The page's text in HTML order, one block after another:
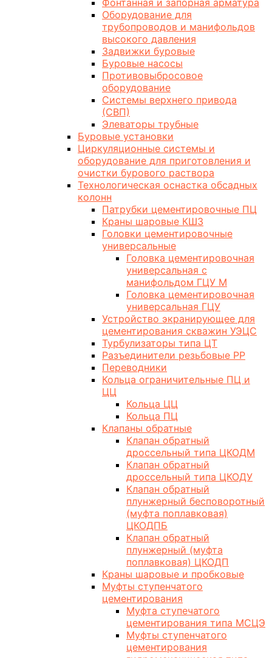
Фонтанная и запорная арматура
Оборудование для
трубопроводов и манифольдов
высокого давления
Задвижки буровые
Буровые насосы
Противовыбросовое
оборудование
Системы верхнего привода
(СВП)
Элеваторы трубные
Буровые установки
Циркуляционные системы и
оборудование для приготовления и
очистки бурового раствора
Технологическая оснастка обсадных
колонн
Патрубки цементировочные ПЦ
Краны шаровые КШЗ
Головки цементировочные
универсальные
Головка цементировочная
универсальная с
манифольдом ГЦУ М
Головка цементировочная
универсальная ГЦУ
Устройство экранирующее для
цементирования скважин УЭЦС
Турбулизаторы типа ЦТ
Разъединители резьбовые РР
Переводники
Кольца ограничительные ПЦ и
ЦЦ
Кольца ЦЦ
Кольца ПЦ
Клапаны обратные
Клапан обратный
дроссельный типа ЦКОДМ
Клапан обратный
дроссельный типа ЦКОДУ
Клапан обратный
плунжерный бесповоротный
(муфта поплавковая)
ЦКОДПБ
Клапан обратный
плунжерный (муфта
поплавковая) ЦКОДП
Краны шаровые и пробковые
Муфты ступенчатого
цементирования
Муфта ступечатого
цементирования типа МСЦЭ
Муфты ступенчатого
цементирования